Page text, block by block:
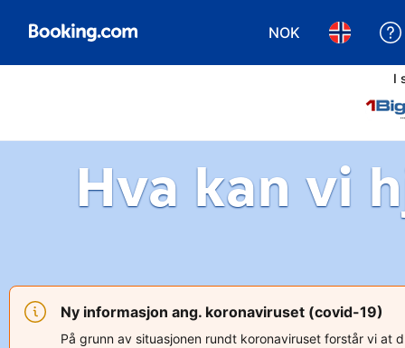
NOK
I
Hva kan vi
Ny informasjon ang. koronaviruset (covid-19)
På grunn av situasjonen rundt koronaviruset forstår vi at